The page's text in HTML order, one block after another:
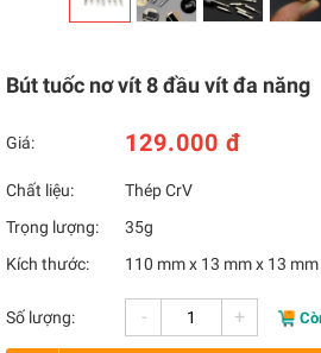
Bút tuốc nơ vít 8 đầu vít đa năng
Giá: 129.000 đ
Chất liệu:
Thép CrV
Trọng lượng:
35g
Kích thước:
110 mm x 13 mm x 13 mm
Số lượng: - +